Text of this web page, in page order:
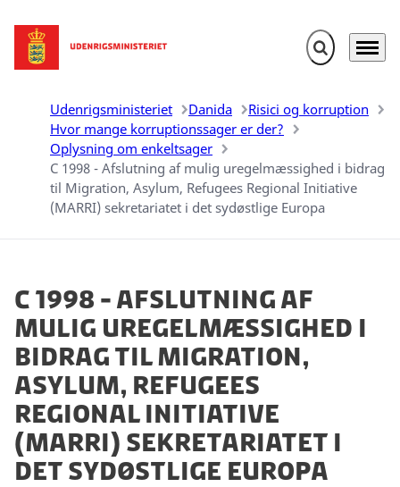
Gå til forsiden Fold søgefelt
Menu
Udenrigsministeriet Danida
Risici og korruption
Hvor mange korruptionssager er der?
Oplysning om enkeltsager
C 1998 - Afslutning af mulig uregelmæssighed i bidrag
til Migration, Asylum, Refugees Regional Initiative
(MARRI) sekretariatet i det sydøstlige Europa
C 1998 - Afslutning af
mulig uregelmæssighed i
bidrag til Migration,
Asylum, Refugees
Regional Initiative
(MARRI) sekretariatet i
det sydøstlige Europa